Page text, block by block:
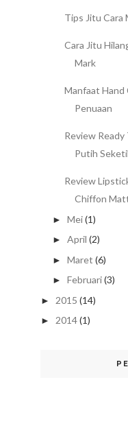
Tips Jitu Cara
Cara Jitu
Mark
Manfaat Hand
Penuaan
Review
Putih
Review
Chiffon
► Mei(1)
► April (2)
► Maret (6)
► Februari(3)
► 2015 (14)
► 2014(1)